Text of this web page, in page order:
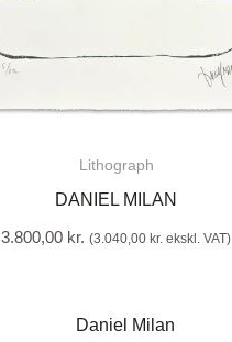
Lithograph
DANIEL MILAN
3.800,00 kr. (3.040,00 kr. ekskl. VAT)